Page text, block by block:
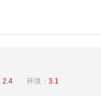
2.4 环境： 3.1